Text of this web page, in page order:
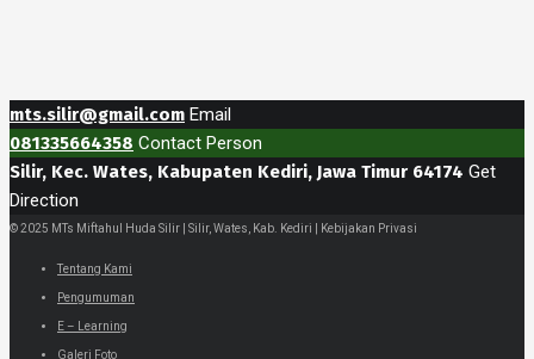
mts.silir@gmail.com Email
081335664358 Contact Person
Silir, Kec. Wates, Kabupaten Kediri, Jawa Timur 64174 Get
Direction
© 2025 MTs Miftahul Huda Silir | Silir, Wates, Kab. Kediri | Kebijakan Privasi
Tentang Kami
Pengumuman
E – Learning
Galeri Foto